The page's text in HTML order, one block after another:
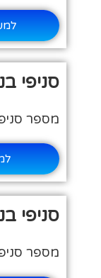
סניפי
מספר
סניפי
מספר